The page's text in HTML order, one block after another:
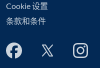
Cookie 设置
条款和条件